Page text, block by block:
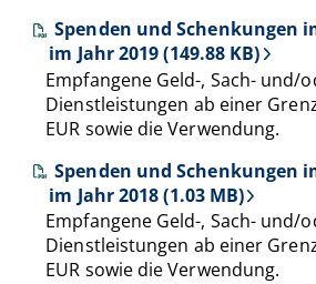
Spenden und Schenkungen
im Jahr 2019 (149.88 KB)
Empfangene Geld-, Sach- und/
Dienstleistungen ab einer
EUR sowie die Verwendung.
Spenden und Schenkungen
im Jahr 2018 (1.03 MB)
Empfangene Geld-, Sach- und/
Dienstleistungen ab einer
EUR sowie die Verwendung.